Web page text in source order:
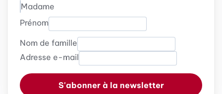
Madame
Prénom
Nom de famille
Adresse e-mail
S'abonner à la newsletter